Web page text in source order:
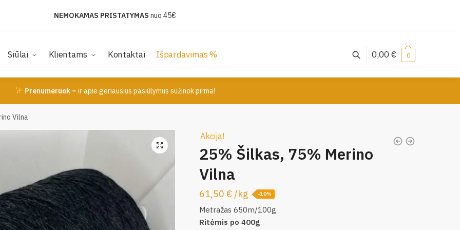
NEMOKAMAS PRISTATYMAS nuo 45€
Siūlai Klientams Kontaktai Išpardavimas % 0,00 € 0
Prenumeruok – ir apie geriausius pasiūlymus sužinok pirma!
Vilna
Akcija!
25% Šilkas, 75% Merino
Vilna
61,50 € /kg -10%
Metražas 650m/100g
Ritėmis po 400g